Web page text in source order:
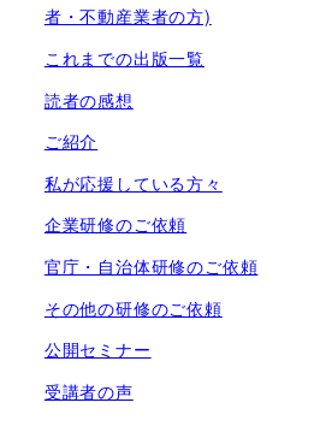
者・不動産業者の方)
これまでの出版一覧
読者の感想
ご紹介
私が応援している方々
企業研修のご依頼
官庁・自治体研修のご依頼
その他の研修のご依頼
公開セミナー
受講者の声